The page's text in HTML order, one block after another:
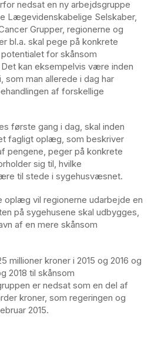
nedsat en ny arbejdsgruppe
Lægevidenskabelige Selskaber,
Grupper, regionerne og
bl.a. skal pege på konkrete
for skånsom
kan eksempelvis være inden
man allerede i dag har
af forskellige
første gang i dag, skal inden
fagligt oplæg, som beskriver
pengene, peger på konkrete
sig til, hvilke
til stede i sygehusvæsnet.
oplæg vil regionerne udarbejde en
på sygehusene skal udbygges,
af en mere skånsom
millioner kroner i 2015 og 2016 og
2018 til skånsom
er nedsat som en del af
kroner, som regeringen og
2015.